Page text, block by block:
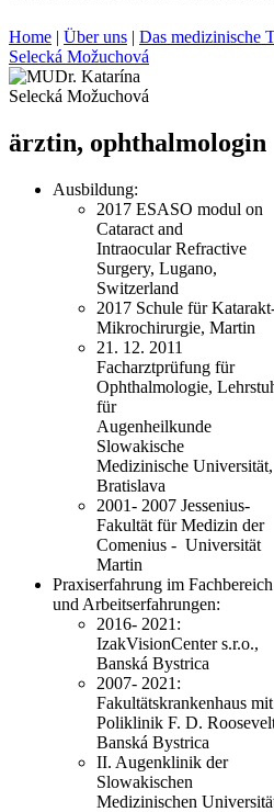
Home | Über uns | Das medizinische
Selecká Možuchová
ärztin, ophthalmologin
Ausbildung:
2017 ESASO modul on
Cataract and
Intraocular Refractive
Surgery, Lugano,
Switzerland
2017 Schule für
Mikrochirurgie, Martin
21. 12. 2011
Facharztprüfung für
Ophthalmologie,
für
Augenheilkunde
Slowakische
Medizinische Universität,
Bratislava
2001- 2007 Jessenius-
Fakultät für Medizin der
Comenius - Universität
Martin
Praxiserfahrung im Fachbereich
und Arbeitserfahrungen:
2016- 2021:
IzakVisionCenter s.r.o.,
Banská Bystrica
2007- 2021:
Fakultätskrankenhaus mit
Poliklinik F. D.
Banská Bystrica
II. Augenklinik der
Slowakischen
Medizinischen